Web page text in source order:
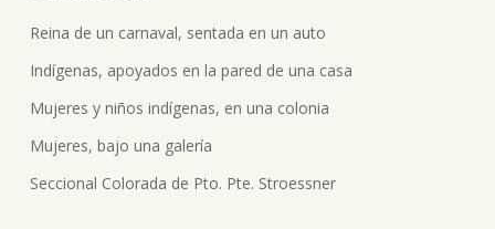
Reina de un carnaval, sentada en un auto
Indígenas, apoyados en la pared de una casa
Mujeres y niños indígenas, en una colonia
Mujeres, bajo una galería
Seccional Colorada de Pto. Pte. Stroessner